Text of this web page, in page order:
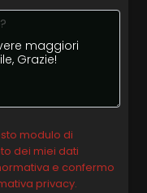
modulo di
dei miei dati
e confermo
privacy.